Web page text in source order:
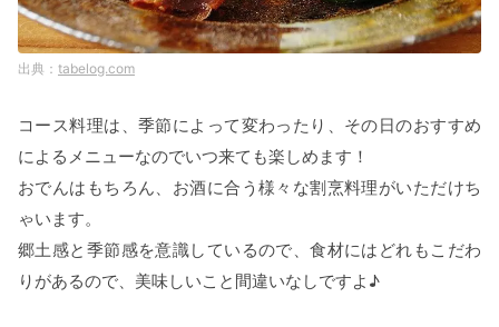
tabelog.com
コース料理は、季節によって変わったり、その日のおすすめ
によるメニューなのでいつ来ても楽しめます！
おでんはもちろん、お酒に合う様々な割烹料理がいただけち
ゃいます。
郷土感と季節感を意識しているので、食材にはどれもこだわ
りがあるので、美味しいこと間違いなしですよ♪